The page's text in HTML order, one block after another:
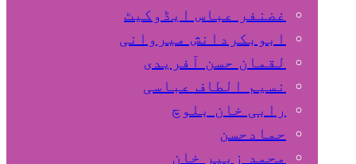
غضنفر عباس ایڈوکیٹ
ابوبکردانش میروانی
لقمان حسن آفریدی
نسیم الطاف عباسی
رابی خان بلوچ
حمادحسن
محمد زبیر خان